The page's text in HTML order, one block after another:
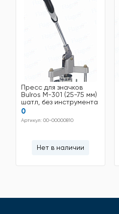
Пресс для значков
Bulros M-301 (25-75 мм)
шатл, без инструмента
0
Артикул: 00-00000810
Нет в наличии